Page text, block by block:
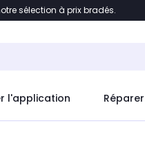
pied de page
sélection à prix bradés.
l'application